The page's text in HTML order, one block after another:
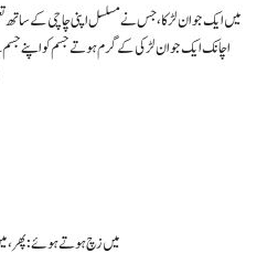
میں ایک جوان لڑکا، جس نے مسلسل اپنی چاچی کے ساتھ
اچانک ایک جوان لڑکی کے گرم ہوتے جسم کو اپنے جسم
میں زچ ہوتے ہوئے: پھر،